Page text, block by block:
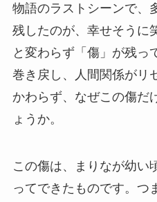
物語のラストシーンで、
残したのが、幸せそうに
と変わらず「傷」が残っ
巻き戻し、人間関係がリ
かわらず、なぜこの傷だ
ょうか。
この傷は、まりなが幼い
ってできたものです。つ